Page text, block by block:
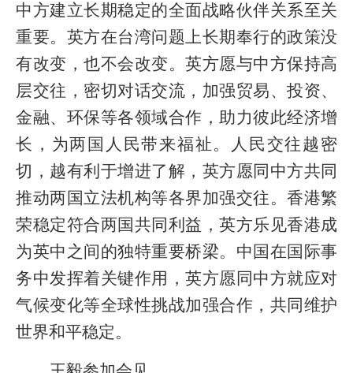
中方建立长期稳定的全面战略伙伴关系至关
重要。英方在台湾问题上长期奉行的政策没
有改变，也不会改变。英方愿与中方保持高
层交往，密切对话交流，加强贸易、投资、
金融、环保等各领域合作，助力彼此经济增
长，为两国人民带来福祉。人民交往越密
切，越有利于增进了解，英方愿同中方共同
推动两国立法机构等各界加强交往。香港繁
荣稳定符合两国共同利益，英方乐见香港成
为英中之间的独特重要桥梁。中国在国际事
务中发挥着关键作用，英方愿同中方就应对
气候变化等全球性挑战加强合作，共同维护
世界和平稳定。